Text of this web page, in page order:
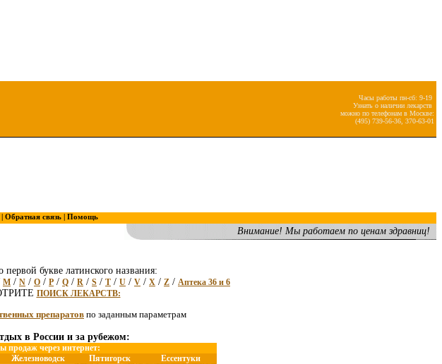
Часы работы пн-сб: 9-19
Узнать о наличии лекарств
можно по телефонам в Москве:
(495) 739-56-36, 370-63-01
Обратная связь | Помощь
Внимание! Мы работаем по ценам здравниц!
первой букве латинского названия:
M / N / O / P / Q / R / S / T / U / V / X / Z / Аптека 36 и 6
ПОИСК ЛЕКАРСТВ:
препаратов по заданным параметрам
в России и за рубежом:
продаж через интернет:
Железноводск Пятигорск Ессентуки